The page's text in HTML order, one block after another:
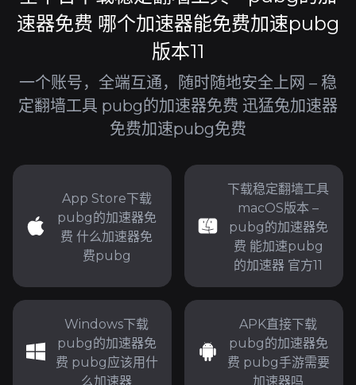
速器免费 哪个加速器能免费加速pubg
版本11
一个账号，全端互通，随时随地安全上网 – 稳
定翻墙工具 pubg的加速器免费 迅猛兔加速器
免费加速pubg免费
App Store下载
pubg的加速器免
费 什么加速器免
费pubg
下载稳定翻墙工具
macOS版本 –
pubg的加速器免
费 能加速pubg
的加速器 官方11
Windows下载
pubg的加速器免
费 pubg应该用什
么加速器
APK直接下载
pubg的加速器免
费 pubg手游需要
加速器吗